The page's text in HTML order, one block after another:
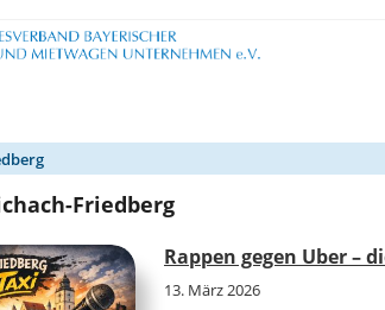
Friedberg
Rappen gegen Uber –
13. März 2026